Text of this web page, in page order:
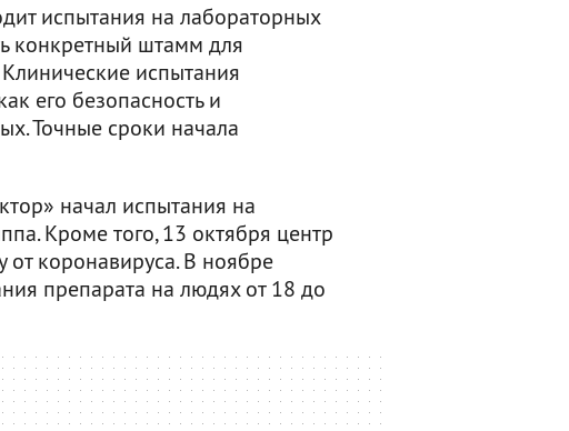
испытания на лабораторных
конкретный штамм для
испытания
его безопасность и
Точные сроки начала
начал испытания на
Кроме того, 13 октября центр
от коронавируса. В ноябре
препарата на людях от 18 до